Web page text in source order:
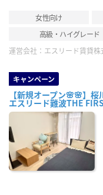
女性向け
高級・ハイグレード
運営会社： エスリード賃貸株
キャンペーン
【新規オープン🌸🌸】
エスリード難波THE